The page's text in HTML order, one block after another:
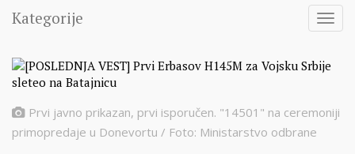
Kategorije
Prvi javno prikazan, prvi isporučen. "14501" na ceremoniji
primopredaje u Donevortu / Foto: Ministarstvo odbrane